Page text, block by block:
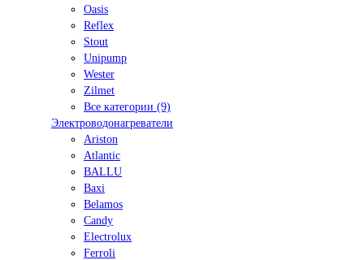
Oasis
Reflex
Stout
Unipump
Wester
Zilmet
Все категории (9)
Электроводонагреватели
Ariston
Atlantic
BALLU
Baxi
Belamos
Candy
Electrolux
Ferroli